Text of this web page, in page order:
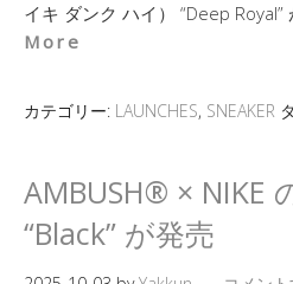
イキ ダンク ハイ） “Deep Royal”
More
カテゴリー: LAUNCHES, SNEAKER
AMBUSH® × NIKE
“Black” が発売